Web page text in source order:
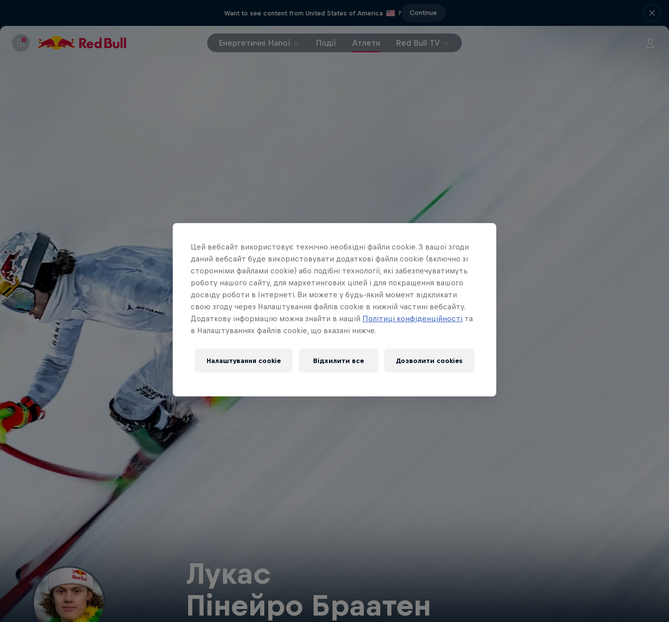
Want to see content from United States of America ? Continue
Енергетичні Напої Події Атлети Red Bull TV
Лукас
Пінейро Браатен
Цей вебсайт використовує технічно необхідні файли cookie. З вашої згоди
даний вебсайт буде використовувати додаткові файли cookie (включно зі
сторонніми файлами cookie) або подібні технології, які забезпечуватимуть
роботу нашого сайту, для маркетингових цілей і для покращення вашого
досвіду роботи в Інтернеті. Ви можете у будь-який момент відкликати
свою згоду через Налаштування файлів cookie в нижній частині вебсайту.
Додаткову інформацію можна знайти в нашій Політиці конфіденційності та
в Налаштуваннях файлів cookie, що вказані нижче.
Налаштування cookie Відхилити все Дозволити cookies